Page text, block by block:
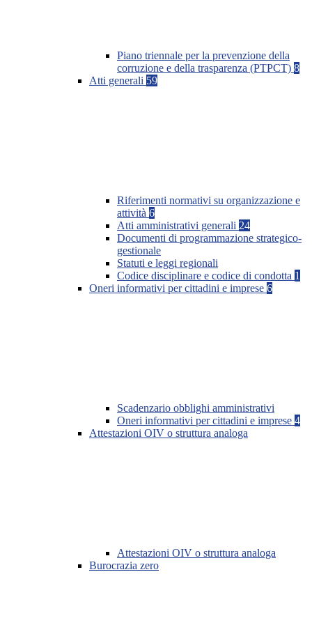
Piano triennale per la prevenzione della
corruzione e della trasparenza (PTPCT) 8
Atti generali 59
Riferimenti normativi su organizzazione e
attività 6
Atti amministrativi generali 24
Documenti di programmazione strategico-
gestionale
Statuti e leggi regionali
Codice disciplinare e codice di condotta 1
Oneri informativi per cittadini e imprese 6
Scadenzario obblighi amministrativi
Oneri informativi per cittadini e imprese 4
Attestazioni OIV o struttura analoga
Attestazioni OIV o struttura analoga
Burocrazia zero